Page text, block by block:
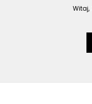
Witaj,